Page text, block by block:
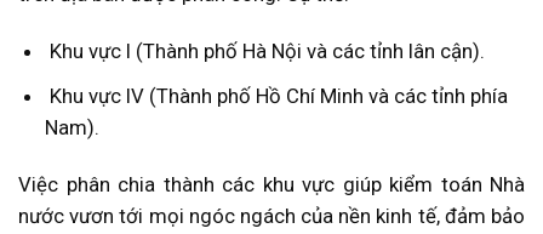
Khu vực I (Thành phố Hà Nội và các tỉnh lân cận).
Khu vực IV (Thành phố Hồ Chí Minh và các tỉnh phía
Nam).
Việc phân chia thành các khu vực giúp kiểm toán Nhà
nước vươn tới mọi ngóc ngách của nền kinh tế, đảm bảo